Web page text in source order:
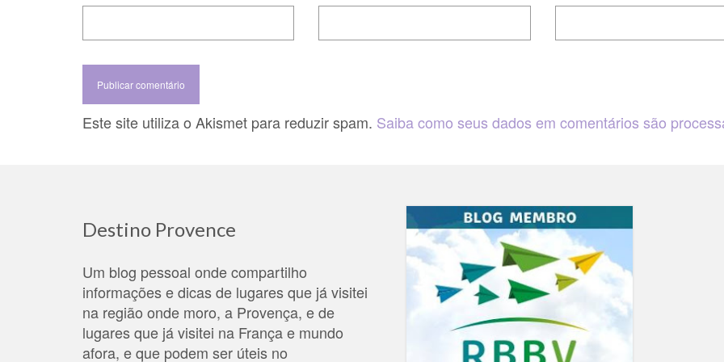
Este site utiliza o Akismet para reduzir spam. Saiba como seus dados em comentários são
Destino Provence
Um blog pessoal onde compartilho
informações e dicas de lugares que já visitei
na região onde moro, a Provença, e de
lugares que já visitei na França e mundo
afora, e que podem ser úteis no